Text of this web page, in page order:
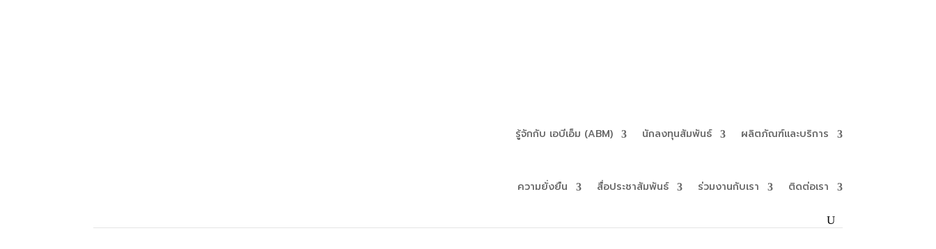
รู้จักกับ เอบีเอ็ม (ABM) นักลงทุนสัมพันธ์ ผลิตภัณฑ์และบริการ
ความยั่งยืน สื่อประชาสัมพันธ์ ร่วมงานกับเรา ติดต่อเรา